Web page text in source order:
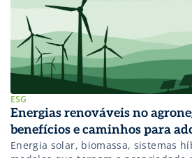
ESG
Energias renováveis no
benefícios e caminhos para
Energia solar, biomassa, sistemas